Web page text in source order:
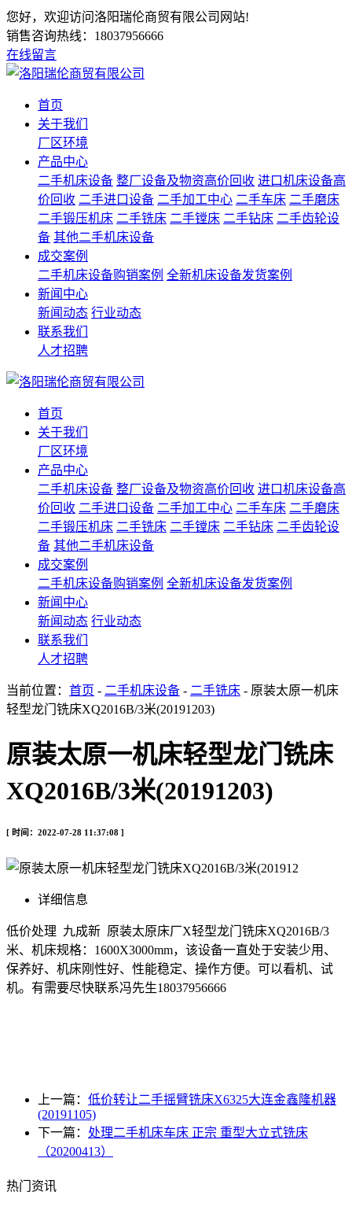
您好，欢迎访问洛阳瑞伦商贸有限公司网站!
销售咨询热线： 18037956666
在线留言
首页
关于我们
厂区环境
产品中心
二手机床设备 整厂设备及物资高价回收 进口机床设备高
价回收 二手进口设备 二手加工中心 二手车床 二手磨床
二手锻压机床 二手铣床 二手镗床 二手钻床 二手齿轮设
备 其他二手机床设备
成交案例
二手机床设备购销案例 全新机床设备发货案例
新闻中心
新闻动态 行业动态
联系我们
人才招聘
首页
关于我们
厂区环境
产品中心
二手机床设备 整厂设备及物资高价回收 进口机床设备高
价回收 二手进口设备 二手加工中心 二手车床 二手磨床
二手锻压机床 二手铣床 二手镗床 二手钻床 二手齿轮设
备 其他二手机床设备
成交案例
二手机床设备购销案例 全新机床设备发货案例
新闻中心
新闻动态 行业动态
联系我们
人才招聘
当前位置： 首页 - 二手机床设备 - 二手铣床 - 原装太原一机床
轻型龙门铣床XQ2016B/3米(20191203)
原装太原一机床轻型龙门铣床
XQ2016B/3米(20191203)
[ 时间：2022-07-28 11:37:08 ]
详细信息
低价处理 九成新 原装太原床厂X轻型龙门铣床XQ2016B/3
米、机床规格：1600X3000mm， 该设备一直处于安装少用、
保养好、机床刚性好、性能稳定、操作方便。 可以看机、试
机。有需要尽快联系冯先生18037956666
上一篇： 低价转让二手摇臂铣床X6325大连金鑫隆机器
(20191105)
下一篇： 处理二手机床车床 正宗 重型大立式铣床
（20200413）
热门资讯